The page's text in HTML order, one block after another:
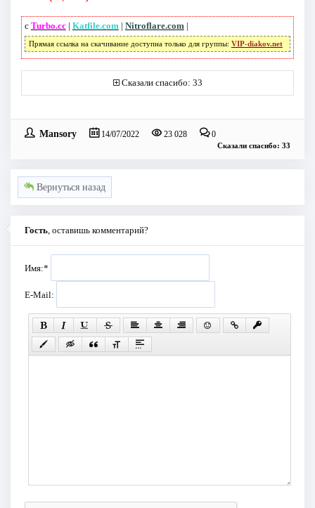
с Turbo.cc| Katfile.com| Nitroflare.com|
Прямая ссылка на скачивание доступна только для группы: VIP-diakov.net
Сказали спасибо: 33
Mansory 14/07/2022 23 028 0
Сказали спасибо: 33
Вернуться назад
Гость, оставишь комментарий?
Имя:*
E-Mail: